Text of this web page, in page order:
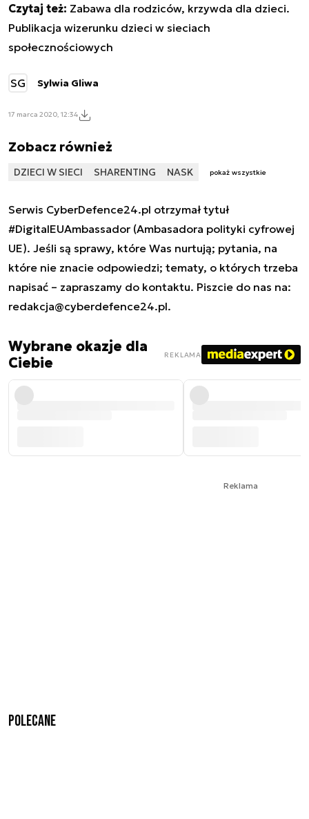
Czytaj też: Zabawa dla rodziców, krzywda dla dzieci.
Publikacja wizerunku dzieci w sieciach
społecznościowych
SG Sylwia Gliwa
17 marca 2020, 12:34
Zobacz również
DZIECI W SIECI SHARENTING NASK pokaż wszystkie
Serwis CyberDefence24.pl otrzymał tytuł
#DigitalEUAmbassador (Ambasadora polityki cyfrowej
UE). Jeśli są sprawy, które Was nurtują; pytania, na
które nie znacie odpowiedzi; tematy, o których trzeba
napisać – zapraszamy do kontaktu. Piszcie do nas na:
redakcja@cyberdefence24.pl.
Wybrane okazje dla
Ciebie
REKLAMA
Reklama
Polecane